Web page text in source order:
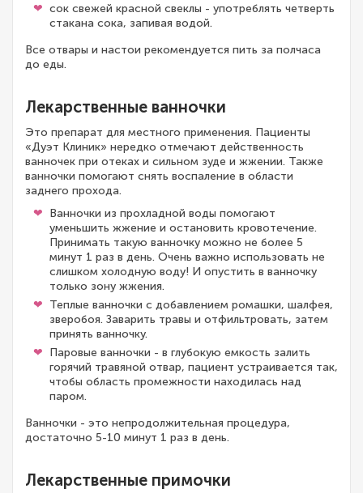
сок свежей красной свеклы - употреблять четверть
стакана сока, запивая водой.
Все отвары и настои рекомендуется пить за полчаса
до еды.
Лекарственные ванночки
Это препарат для местного применения. Пациенты
«Дуэт Клиник» нередко отмечают действенность
ванночек при отеках и сильном зуде и жжении. Также
ванночки помогают снять воспаление в области
заднего прохода.
Ванночки из прохладной воды помогают
уменьшить жжение и остановить кровотечение.
Принимать такую ванночку можно не более 5
минут 1 раз в день. Очень важно использовать не
слишком холодную воду! И опустить в ванночку
только зону жжения.
Теплые ванночки с добавлением ромашки, шалфея,
зверобоя. Заварить травы и отфильтровать, затем
принять ванночку.
Паровые ванночки - в глубокую емкость залить
горячий травяной отвар, пациент устраивается так,
чтобы область промежности находилась над
паром.
Ванночки - это непродолжительная процедура,
достаточно 5-10 минут 1 раз в день.
Лекарственные примочки